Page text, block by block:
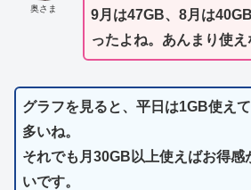
奥さま
9月は47GB、8月は
ったよね。あんまり使え
グラフを見ると、平日は1GB使え
多いね。
それでも月30GB以上使えばお得感
いです。